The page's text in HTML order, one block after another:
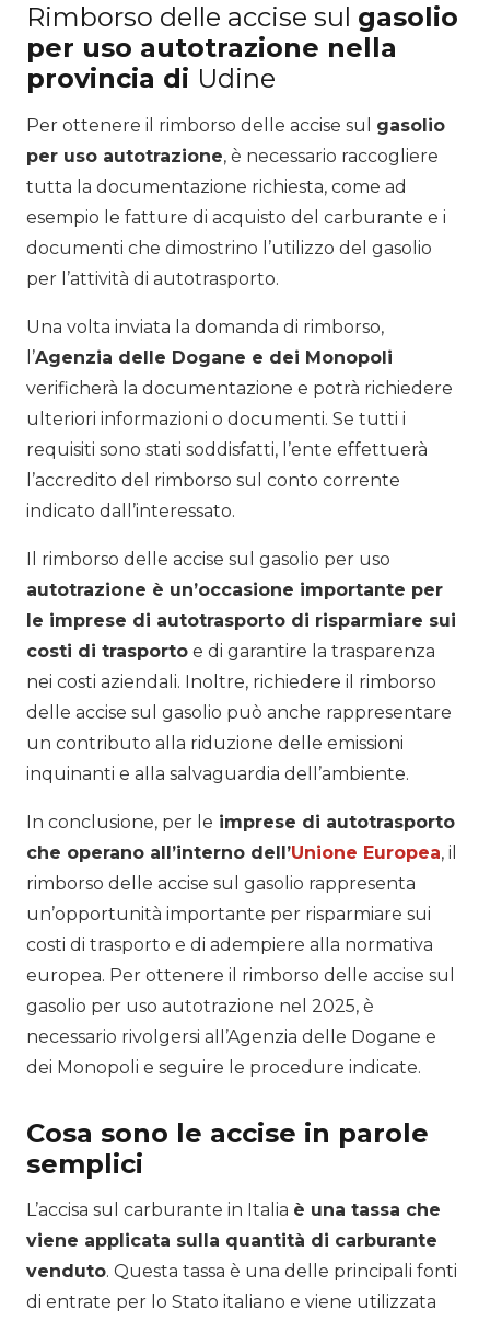
Rimborso delle accise sul gasolio
per uso autotrazione nella
provincia di Udine
Per ottenere il rimborso delle accise sul gasolio
per uso autotrazione, è necessario raccogliere
tutta la documentazione richiesta, come ad
esempio le fatture di acquisto del carburante e i
documenti che dimostrino l’utilizzo del gasolio
per l’attività di autotrasporto.
Una volta inviata la domanda di rimborso,
l’Agenzia delle Dogane e dei Monopoli
verificherà la documentazione e potrà richiedere
ulteriori informazioni o documenti. Se tutti i
requisiti sono stati soddisfatti, l’ente effettuerà
l’accredito del rimborso sul conto corrente
indicato dall’interessato.
Il rimborso delle accise sul gasolio per uso
autotrazione è un’occasione importante per
le imprese di autotrasporto di risparmiare sui
costi di trasporto e di garantire la trasparenza
nei costi aziendali. Inoltre, richiedere il rimborso
delle accise sul gasolio può anche rappresentare
un contributo alla riduzione delle emissioni
inquinanti e alla salvaguardia dell’ambiente.
In conclusione, per le imprese di autotrasporto
che operano all’interno dell’Unione Europea, il
rimborso delle accise sul gasolio rappresenta
un’opportunità importante per risparmiare sui
costi di trasporto e di adempiere alla normativa
europea. Per ottenere il rimborso delle accise sul
gasolio per uso autotrazione nel 2025, è
necessario rivolgersi all’Agenzia delle Dogane e
dei Monopoli e seguire le procedure indicate.
Cosa sono le accise in parole
semplici
L’accisa sul carburante in Italia è una tassa che
viene applicata sulla quantità di carburante
venduto. Questa tassa è una delle principali fonti
di entrate per lo Stato italiano e viene utilizzata